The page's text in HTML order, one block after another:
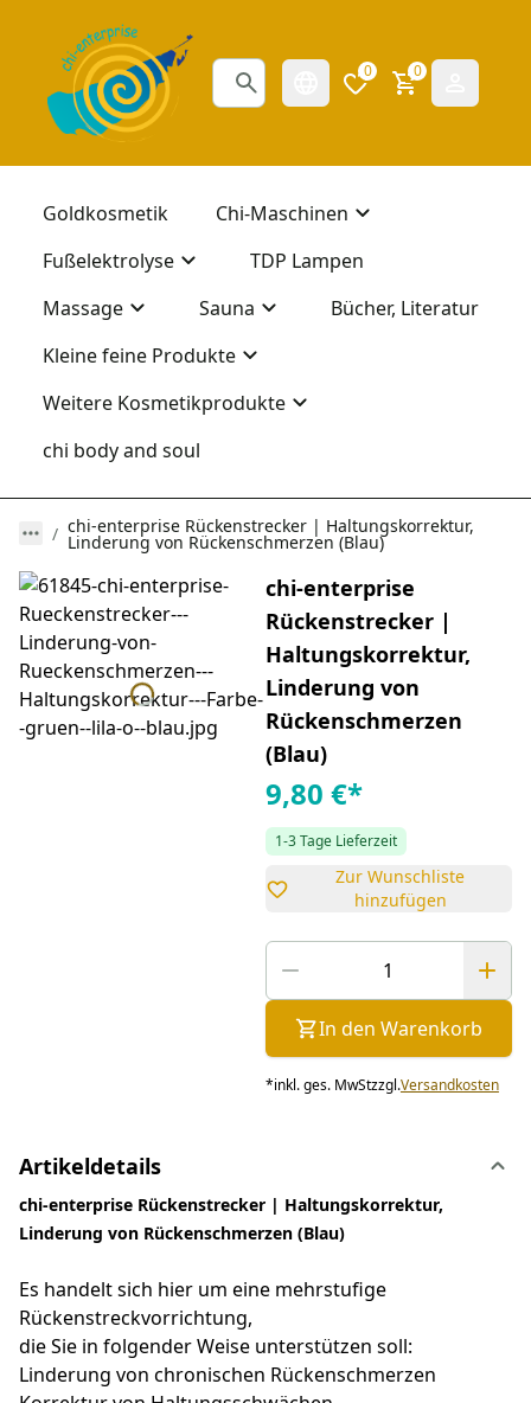
0 0
Goldkosmetik
Chi-Maschinen
Fußelektrolyse
TDP Lampen
Massage
Sauna
Bücher, Literatur
Kleine feine Produkte
Weitere Kosmetikprodukte
chi body and soul
chi-enterprise Rückenstrecker | Haltungskorrektur,
Linderung von Rückenschmerzen (Blau)
chi-enterprise
Rückenstrecker |
Haltungskorrektur,
Linderung von
Rückenschmerzen
(Blau)
9,80 €*
1-3 Tage Lieferzeit
Zur Wunschliste
hinzufügen
In den Warenkorb
*inkl. ges. MwStzzgl.Versandkosten
Artikeldetails
chi-enterprise Rückenstrecker | Haltungskorrektur,
Linderung von Rückenschmerzen (Blau)
Es handelt sich hier um eine mehrstufige
Rückenstreckvorrichtung,
die Sie in folgender Weise unterstützen soll:
Linderung von chronischen Rückenschmerzen